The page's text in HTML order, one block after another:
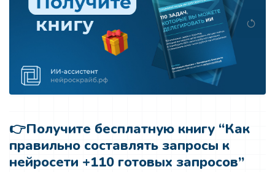
👉Получите бесплатную книгу “Как
правильно составлять запросы к
нейросети +110 готовых запросов”